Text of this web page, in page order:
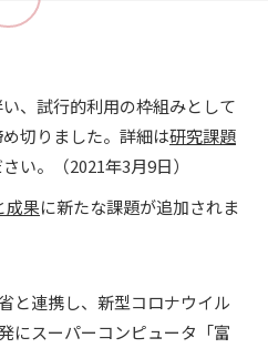
い、試行的利用の枠組みとして
切りました。詳細は研究課題
い。（2021年3月9日）
成果に新たな課題が追加されま
と連携し、新型コロナウイル
にスーパーコンピュータ「富